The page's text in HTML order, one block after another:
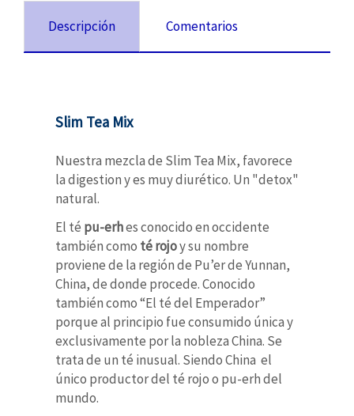
Descripción Comentarios
Slim Tea Mix
Nuestra mezcla de Slim Tea Mix, favorece
la digestion y es muy diurético. Un "detox"
natural.
El té pu-erhes conocido en occidente
también como té rojoy su nombre
proviene de la región de Pu’er de Yunnan,
China, de donde procede. Conocido
también como “El té del Emperador”
porque al principio fue consumido única y
exclusivamente por la nobleza China. Se
trata de un té inusual. Siendo China el
único productor del té rojo o pu-erh del
mundo.